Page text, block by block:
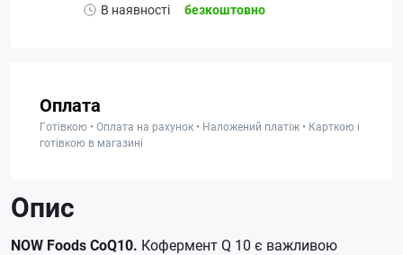
В наявності безкоштовно
Оплата
Готівкою • Оплата на рахунок • Наложений платіж • Карткою і
готівкою в магазині
Опис
NOW Foods CoQ10. Кофермент Q 10 є важливою